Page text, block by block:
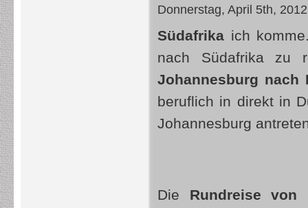
Donnerstag, April 5th, 2012
Südafrika ich
nach Südafrika zu
Johannesburg nach
beruflich in direkt in
Johannesburg
Die Rundreise von